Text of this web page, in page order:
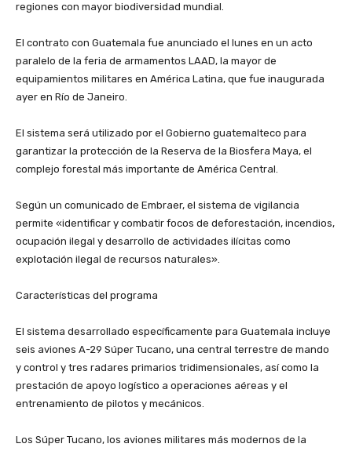
regiones con mayor biodiversidad mundial.
El contrato con Guatemala fue anunciado el lunes en un acto
paralelo de la feria de armamentos LAAD, la mayor de
equipamientos militares en América Latina, que fue inaugurada
ayer en Río de Janeiro.
El sistema será utilizado por el Gobierno guatemalteco para
garantizar la protección de la Reserva de la Biosfera Maya, el
complejo forestal más importante de América Central.
Según un comunicado de Embraer, el sistema de vigilancia
permite «identificar y combatir focos de deforestación, incendios,
ocupación ilegal y desarrollo de actividades ilícitas como
explotación ilegal de recursos naturales».
Características del programa
El sistema desarrollado específicamente para Guatemala incluye
seis aviones A-29 Súper Tucano, una central terrestre de mando
y control y tres radares primarios tridimensionales, así como la
prestación de apoyo logístico a operaciones aéreas y el
entrenamiento de pilotos y mecánicos.
Los Súper Tucano, los aviones militares más modernos de la